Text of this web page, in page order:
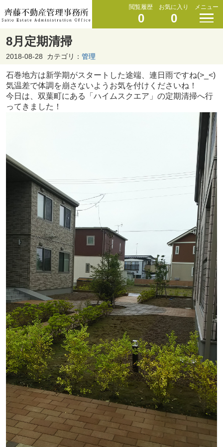
閲覧履歴
0
お気に入り
0
メニュー
8月定期清掃
2018-08-28 カテゴリ： 管理
石巻地方は新学期がスタートした途端、連日雨ですね(>_<)
気温差で体調を崩さないようお気を付けくださいね！
今日は、双葉町にある「ハイムスクエア」の定期清掃へ行
ってきました！